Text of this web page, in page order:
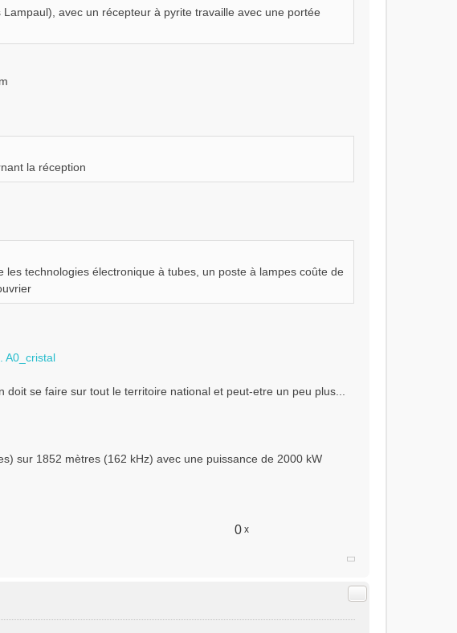
avec un récepteur à pyrite travaille avec une portée
la réception
technologies électronique à tubes, un poste à lampes coûte de
A0_cristal
se faire sur tout le territoire national et peut-etre un peu plus...
sur 1852 mètres (162 kHz) avec une puissance de 2000 kW
0 x
Citer